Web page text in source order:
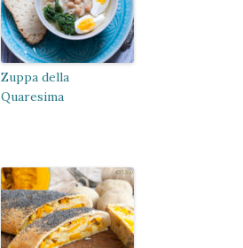
Zuppa della
Quaresima